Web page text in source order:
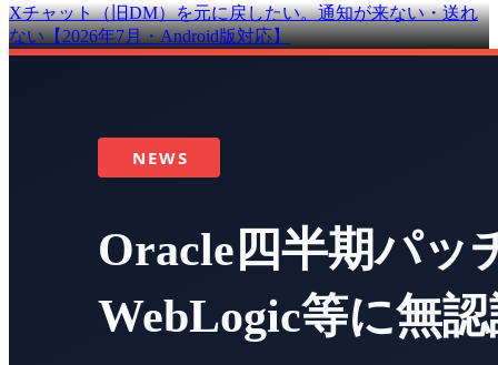
Xチャット（旧DM）を元に戻したい。通知が来ない・送れ
ない【2026年7月・Android版対応】